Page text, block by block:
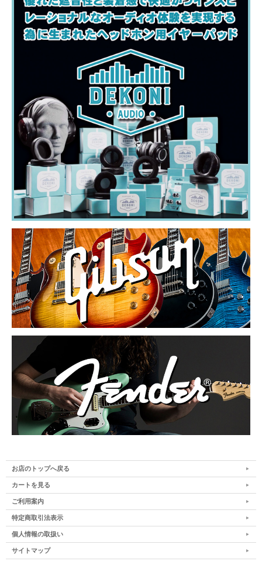
お店のトップへ戻る
カートを見る
ご利用案内
特定商取引法表示
個人情報の取扱い
サイトマップ